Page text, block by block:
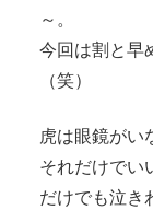
～。
今回は割と早
（笑）
虎は眼鏡が
それだけでい
だけでも泣き